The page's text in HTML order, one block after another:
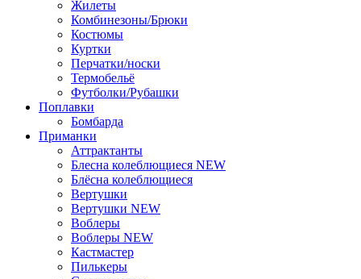
Жилеты
Комбинезоны/Брюки
Костюмы
Куртки
Перчатки/носки
Термобельё
Футболки/Рубашки
Поплавки
Бомбарда
Приманки
Аттрактанты
Блеснa колеблющиеся NEW
Блёсна колеблющиеся
Вертушки
Вертушки NEW
Воблеры
Воблеры NEW
Кастмастер
Пилькеры